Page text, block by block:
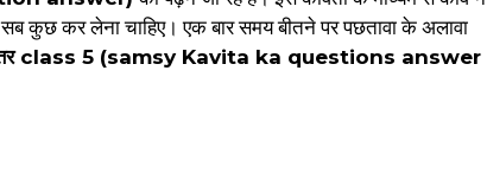
कुछ कर लेना चाहिए। एक बार समय बीतने पर पछतावा के अलावा
class 5 (samsy Kavita ka questions answer